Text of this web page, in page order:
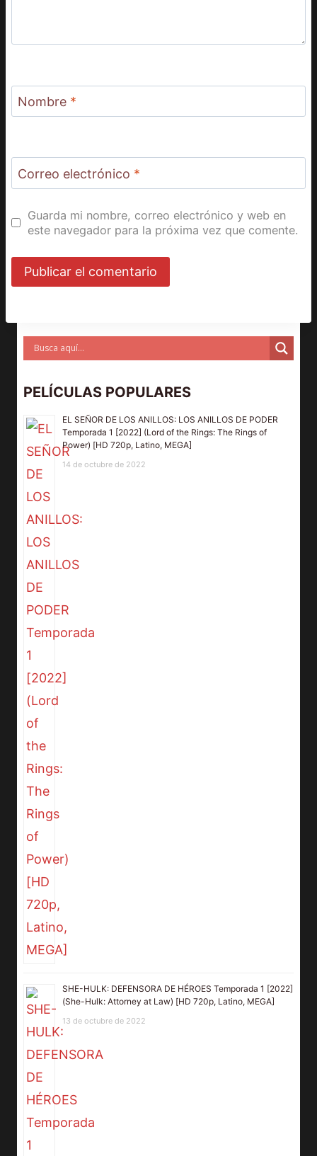
Nombre *
Correo electrónico *
Guarda mi nombre, correo electrónico y web en
este navegador para la próxima vez que comente.
PELÍCULAS POPULARES
EL SEÑOR DE LOS ANILLOS: LOS ANILLOS DE PODER
Temporada 1 [2022] (Lord of the Rings: The Rings of
Power) [HD 720p, Latino, MEGA]
14 de octubre de 2022
SHE-HULK: DEFENSORA DE HÉROES Temporada 1 [2022]
(She-Hulk: Attorney at Law) [HD 720p, Latino, MEGA]
13 de octubre de 2022